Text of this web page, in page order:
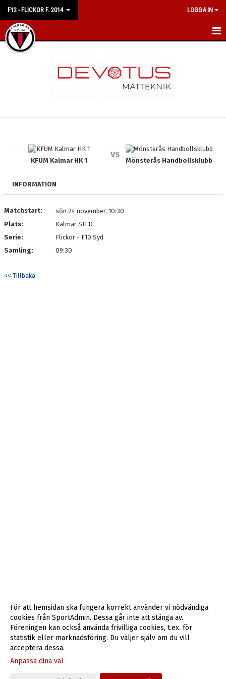
F12 - FLICKOR F. 2014 LOGGA IN
HEM
BILDGALLERI
DOKUMENT
KFUM Kalmar HK 1
vs
Mönsterås Handbollsklubb
INFORMATION
Matchstart:
sön 24 november, 10:30
Plats:
Kalmar SH D
Serie:
Flickor - F10 Syd
Samling:
09:30
<< Tillbaka
Gå till Webbversion
För att hemsidan ska fungera korrekt använder vi nödvändiga
cookies från SportAdmin. Dessa går inte att stänga av.
Föreningen kan också använda frivilliga cookies, t.ex. för
statistik eller marknadsföring. Du väljer själv om du vill
acceptera dessa.
Anpassa dina val